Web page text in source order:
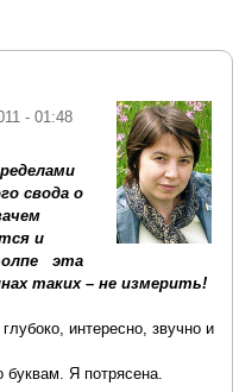
- 01:48
свода о
и
эта
таких – не измерить!
интересно, звучно и
буквам. Я потрясена.